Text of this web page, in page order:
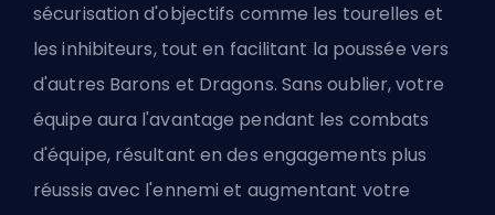
sécurisation d'objectifs comme les tourelles et
les inhibiteurs, tout en facilitant la poussée vers
d'autres Barons et Dragons. Sans oublier, votre
équipe aura l'avantage pendant les combats
d'équipe, résultant en des engagements plus
réussis avec l'ennemi et augmentant votre